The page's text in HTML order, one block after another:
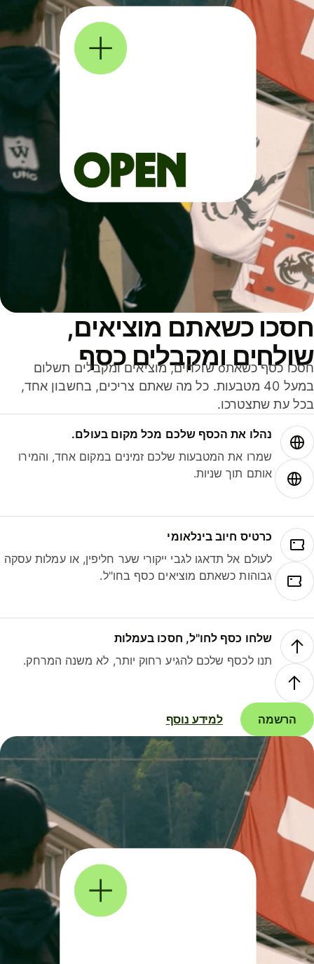
כשאתם מוציאים,
ומקבלים כסף
חסכו כסף כשאתo שולחים, מוציאים ומקבלים תשלום
במעל 40 מטבעות. כל מה שאתם צריכים, בחשבון אחד,
עת שתצטרכו.
נהלו את הכסף שלכם מכל מקום בעולם.
שמרו את המטבעות שלכם זמינים במקום אחד, והמירו
אותם תוך שניות.
כרטיס חיוב בינלאומי
לעולם אל תדאגו לגבי ייקורי שער חליפין, או עמלות עסקה
גבוהות כשאתם מוציאים כסף בחו"ל.
שלחו כסף לחו"ל, חסכו בעמלות
תנו לכסף שלכם להגיע רחוק יותר, לא משנה המרחק.
הרשמה למידע נוסף